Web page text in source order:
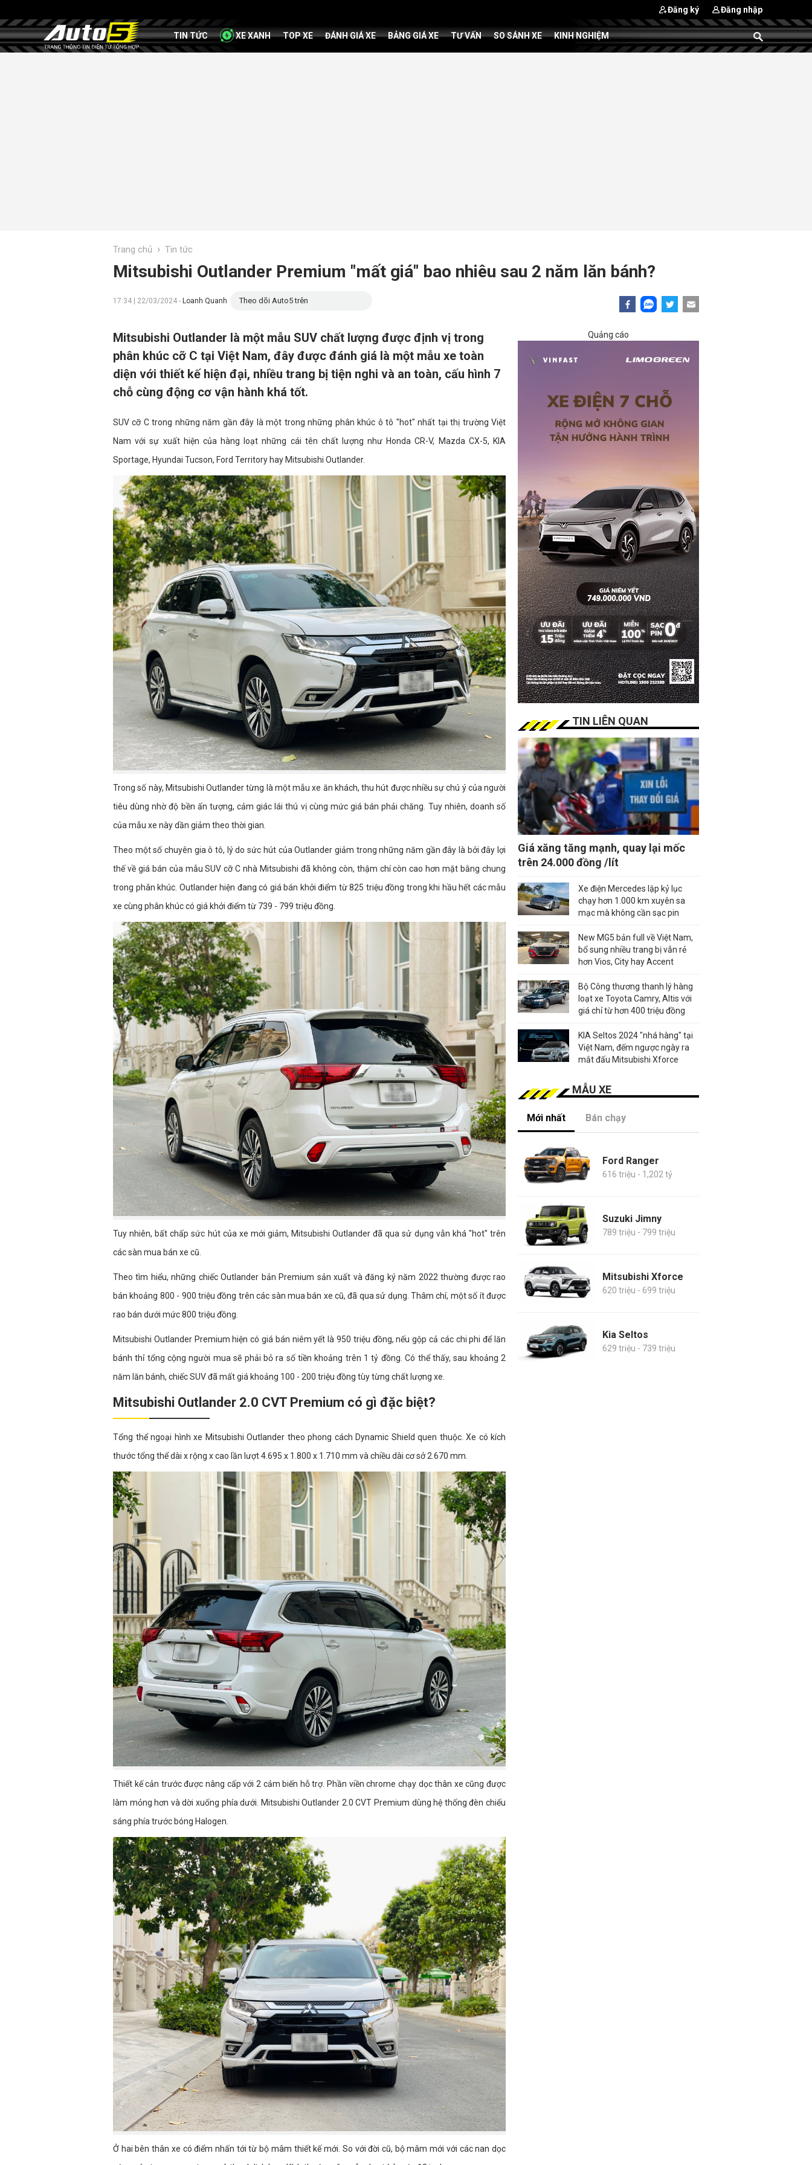
Đăng ký Đăng nhập
TIN TỨC XE XANH TOP XE ĐÁNH GIÁ XE BẢNG GIÁ XE TƯ VẤN SO SÁNH XE KINH NGHIỆM
Trang chủ › Tin tức
Mitsubishi Outlander Premium "mất giá" bao nhiêu sau 2 năm lăn bánh?
17:34 | 22/03/2024 - Loanh Quanh Theo dõi Auto5 trên
Mitsubishi Outlander là một mẫu SUV chất lượng được định vị trong
phân khúc cỡ C tại Việt Nam, đây được đánh giá là một mẫu xe toàn
diện với thiết kế hiện đại, nhiều trang bị tiện nghi và an toàn, cấu hình 7
chỗ cùng động cơ vận hành khá tốt.
SUV cỡ C trong những năm gần đây là một trong những phân khúc ô tô "hot" nhất tại thị trường Việt
Nam với sự xuất hiện của hàng loạt những cái tên chất lượng như Honda CR-V, Mazda CX-5, KIA
Sportage, Hyundai Tucson, Ford Territory hay Mitsubishi Outlander.
Trong số này, Mitsubishi Outlander từng là một mẫu xe ăn khách, thu hút được nhiều sự chú ý của người
tiêu dùng nhờ độ bền ấn tượng, cảm giác lái thú vị cùng mức giá bán phải chăng. Tuy nhiên, doanh số
của mẫu xe này dần giảm theo thời gian.
Theo một số chuyên gia ô tô, lý do sức hút của Outlander giảm trong những năm gần đây là bởi đây lợi
thế về giá bán của mẫu SUV cỡ C nhà Mitsubishi đã không còn, thậm chí còn cao hơn mặt bằng chung
trong phân khúc. Outlander hiện đang có giá bán khởi điểm từ 825 triệu đồng trong khi hầu hết các mẫu
xe cùng phân khúc có giá khởi điểm từ 739 - 799 triệu đồng.
Tuy nhiên, bất chấp sức hút của xe mới giảm, Mitsubishi Outlander đã qua sử dụng vẫn khá "hot" trên
các sàn mua bán xe cũ.
Theo tìm hiểu, những chiếc Outlander bản Premium sản xuất và đăng ký năm 2022 thường được rao
bán khoảng 800 - 900 triệu đồng trên các sàn mua bán xe cũ, đã qua sử dụng. Thâm chí, một số ít được
rao bán dưới mức 800 triệu đồng.
Mitsubishi Outlander Premium hiện có giá bán niêm yết là 950 triệu đồng, nếu gộp cả các chi phi để lăn
bánh thỉ tổng cộng người mua sẽ phải bỏ ra số tiền khoảng trên 1 tỷ đồng. Có thể thấy, sau khoảng 2
năm lăn bánh, chiếc SUV đã mất giá khoảng 100 - 200 triệu đồng tùy từng chất lượng xe.
Mitsubishi Outlander 2.0 CVT Premium có gì đặc biệt?
Tổng thể ngoại hình xe Mitsubishi Outlander theo phong cách Dynamic Shield quen thuộc. Xe có kích
thước tổng thể dài x rộng x cao lần lượt 4.695 x 1.800 x 1.710 mm và chiều dài cơ sở 2.670 mm.
Thiết kế cản trước được nâng cấp với 2 cảm biến hỗ trợ. Phần viền chrome chạy dọc thân xe cũng được
làm mỏng hơn và dời xuống phía dưới. Mitsubishi Outlander 2.0 CVT Premium dùng hệ thống đèn chiếu
sáng phía trước bóng Halogen.
Ở hai bên thân xe có điểm nhấn tới từ bộ mâm thiết kế mới. So với đời cũ, bộ mâm mới với các nan dọc
Quảng cáo
TIN LIÊN QUAN
Giá xăng tăng mạnh, quay lại mốc
trên 24.000 đồng /lít
Xe điện Mercedes lập kỷ lục
chạy hơn 1.000 km xuyên sa
mạc mà không cần sạc pin
New MG5 bản full về Việt Nam,
bổ sung nhiều trang bị vẫn rẻ
hơn Vios, City hay Accent
Bộ Công thương thanh lý hàng
loạt xe Toyota Camry, Altis với
giá chỉ từ hơn 400 triệu đồng
KIA Seltos 2024 "nhá hàng" tại
Việt Nam, đếm ngược ngày ra
mắt đấu Mitsubishi Xforce
MẪU XE
Mới nhất Bán chạy
Ford Ranger
616 triệu - 1,202 tỷ
Suzuki Jimny
789 triệu - 799 triệu
Mitsubishi Xforce
620 triệu - 699 triệu
Kia Seltos
629 triệu - 739 triệu